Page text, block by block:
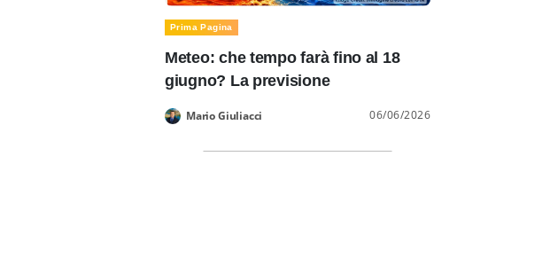
Prima Pagina
Meteo: che tempo farà fino al 18
giugno? La previsione
Mario Giuliacci 06/06/2026